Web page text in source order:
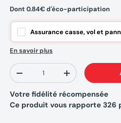
Dont 0.84€ d'éco-participation
Assurance casse, vol et
En savoir plus
Qté
-
+
Votre fidélité récompensée
Ce produit vous rapporte 326